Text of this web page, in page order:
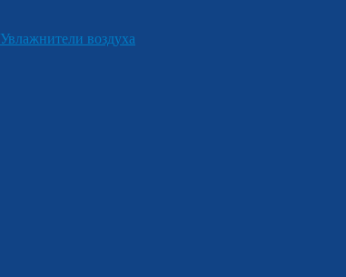
Увлажнители воздуха